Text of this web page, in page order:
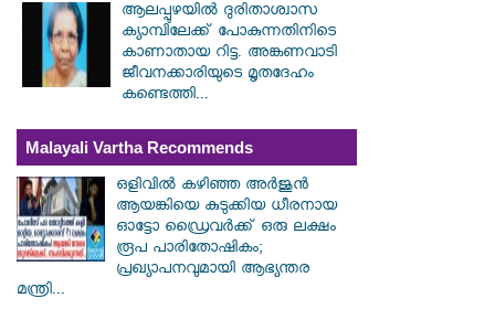
ആലപ്പുഴയിൽ ​ദുരിതാശ്വാസ
ക്യാമ്പിലേക്ക് പോകുന്നതിനിടെ
കാണാതായ റിട്ട. അങ്കണവാടി
ജീവനക്കാരിയുടെ മൃതദേഹം
കണ്ടെത്തി...
Malayali Vartha Recommends
ഒളിവിൽ കഴിഞ്ഞ അർജുൻ
ആയങ്കിയെ കുടുക്കിയ ധീരനായ
ഓട്ടോ ഡ്രൈവർക്ക് ഒരു ലക്ഷം
രൂപ പാരിതോഷികം;
പ്രഖ്യാപനവുമായി ആഭ്യന്തര
മന്ത്രി...